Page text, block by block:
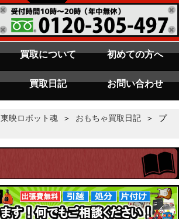
買取について 初めての方へ
買取日記 お問い合わせ
東映ロボット魂 ＞ おもちゃ買取日記 ＞ プ